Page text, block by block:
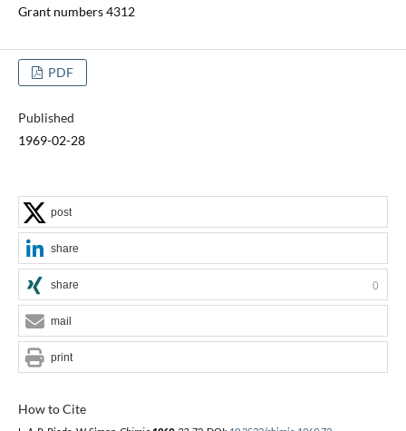
Grant numbers 4312
PDF
Published
1969-02-28
How to Cite
post
share
share 0
mail
print